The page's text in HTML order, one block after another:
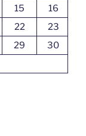
15
16
22
23
29
30